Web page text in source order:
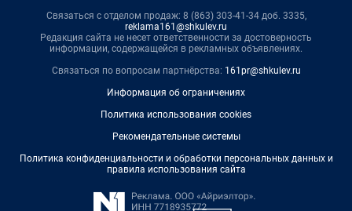
Связаться с отделом продаж: 8 (863) 303-41-34 доб. 3335,
reklama161@shkulev.ru
Редакция сайта не несет ответственности за достоверность
информации, содержащейся в рекламных объявлениях.
Связаться по вопросам партнёрства: 161pr@shkulev.ru
Информация об ограничениях
Политика использования cookies
Рекомендательные системы
Политика конфиденциальности и обработки персональных данных и
правила использования сайта